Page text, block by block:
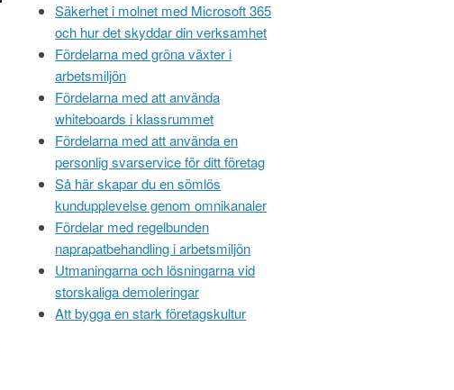
Säkerhet i molnet med Microsoft 365
och hur det skyddar din verksamhet
Fördelarna med gröna växter i
arbetsmiljön
Fördelarna med att använda
whiteboards i klassrummet
Fördelarna med att använda en
personlig svarservice för ditt företag
Så här skapar du en sömlös
kundupplevelse genom omnikanaler
Fördelar med regelbunden
naprapatbehandling i arbetsmiljön
Utmaningarna och lösningarna vid
storskaliga demoleringar
Att bygga en stark företagskultur